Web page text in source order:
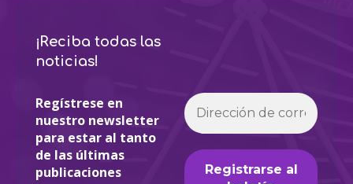
¡Reciba todas las
noticias!
Regístrese en
nuestro newsletter
para estar al tanto
de las últimas
publicaciones